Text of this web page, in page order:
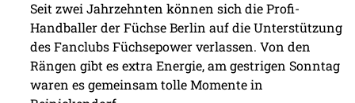
Seit zwei Jahrzehnten können sich die Profi-
Handballer der Füchse Berlin auf die Unterstützung
des Fanclubs Füchsepower verlassen. Von den
Rängen gibt es extra Energie, am gestrigen Sonntag
waren es gemeinsam tolle Momente in